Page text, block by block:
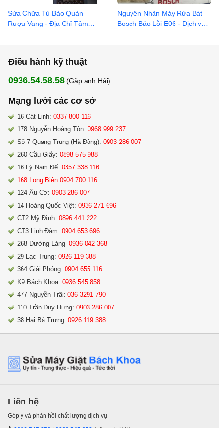
Sửa Chữa Tủ Bảo Quản
Rượu Vang - Địa Chỉ Tâm
Nguyên Nhân Máy Rửa Bát
Bosch Báo Lỗi E06 - Dịch vụ
Điều hành kỹ thuật
0936.54.58.58 (Gặp anh Hải) ​
Mạng lưới các cơ sở
16 Cát Linh: 0337 800 116
178 Nguyễn Hoàng Tôn: 0968 999 237
Số 7 Quang Trung (Hà Đông): 0903 286 007
260 Cầu Giấy: 0898 575 988
16 Lý Nam Đế: 0357 338 116
168 Long Biên 0904 700 116
124 Âu Cơ: 0903 286 007
14 Hoàng Quốc Việt: 0936 271 696
CT2 Mỹ Đình: 0896 441 222
CT3 Linh Đàm: 0904 653 696
268 Đường Láng: 0936 042 368
29 Lạc Trung: 0926 119 388
364 Giải Phóng: 0904 655 116
K9 Bách Khoa: 0936 545 858
477 Nguyễn Trãi: 036 3291 790
110 Trần Duy Hưng: 0903 286 007
38 Hai Bà Trưng: 0926 119 388
Liên hệ
Góp ý và phản hồi chất lượng dịch vụ